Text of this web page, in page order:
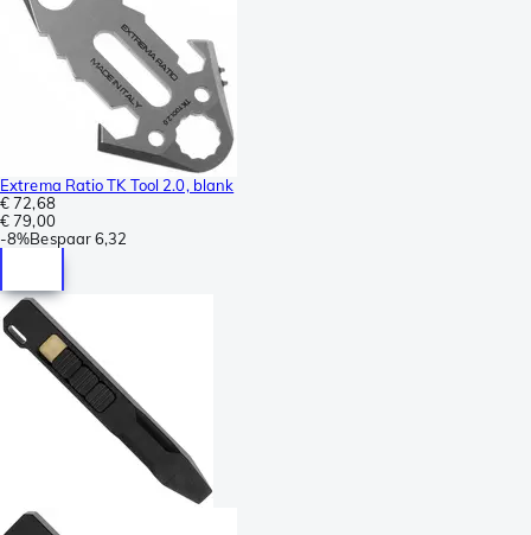
Extrema Ratio TK Tool 2.0, blank
€ 72,68
€ 79,00
-8%Bespaar6,32